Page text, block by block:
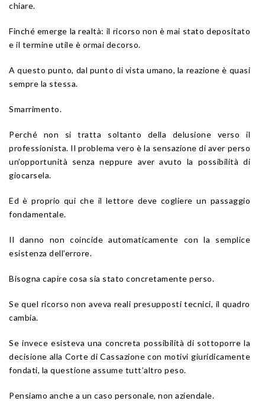
chiare.
Finché emerge la realtà: il ricorso non è mai stato depositato
e il termine utile è ormai decorso.
A questo punto, dal punto di vista umano, la reazione è quasi
sempre la stessa.
Smarrimento.
Perché non si tratta soltanto della delusione verso il
professionista. Il problema vero è la sensazione di aver perso
un’opportunità senza neppure aver avuto la possibilità di
giocarsela.
Ed è proprio qui che il lettore deve cogliere un passaggio
fondamentale.
Il danno non coincide automaticamente con la semplice
esistenza dell’errore.
Bisogna capire cosa sia stato concretamente perso.
Se quel ricorso non aveva reali presupposti tecnici, il quadro
cambia.
Se invece esisteva una concreta possibilità di sottoporre la
decisione alla Corte di Cassazione con motivi giuridicamente
fondati, la questione assume tutt’altro peso.
Pensiamo anche a un caso personale, non aziendale.